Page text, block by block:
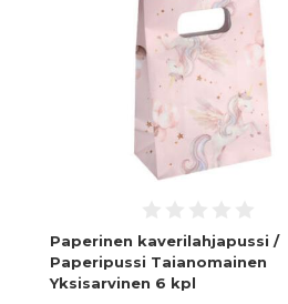
Paperinen kaverilahjapussi /
Paperipussi Taianomainen
Yksisarvinen 6 kpl